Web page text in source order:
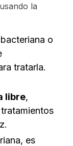
la
o
tratarla.
libre,
es